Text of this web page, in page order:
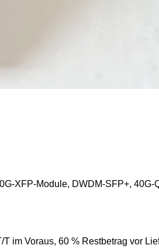
XFP-Module, DWDM-SFP+, 40G-
im Voraus, 60 % Restbetrag vor